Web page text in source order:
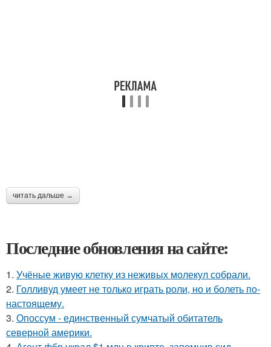
читать дальше →
Последние обновления на сайте:
1. Учёные живую клетку из неживых молекул собрали.
2. Голливуд умеет не только играть роли, но и болеть по-
настоящему.
3. Опоссум - единственный сумчатый обитатель
северной америки.